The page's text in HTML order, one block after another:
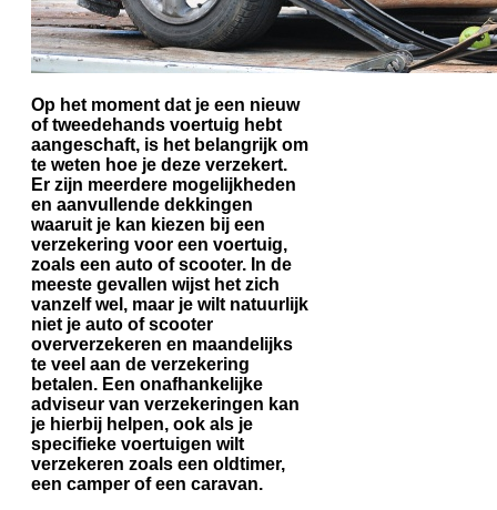
Op het moment dat je een nieuw
of tweedehands voertuig hebt
aangeschaft, is het belangrijk om
te weten hoe je deze verzekert.
Er zijn meerdere mogelijkheden
en aanvullende dekkingen
waaruit je kan kiezen bij een
verzekering voor een voertuig,
zoals een auto of scooter. In de
meeste gevallen wijst het zich
vanzelf wel, maar je wilt natuurlijk
niet je auto of scooter
oververzekeren en maandelijks
te veel aan de verzekering
betalen. Een onafhankelijke
adviseur van verzekeringen kan
je hierbij helpen, ook als je
specifieke voertuigen wilt
verzekeren zoals een oldtimer,
een camper of een caravan.